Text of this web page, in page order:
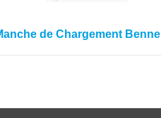
de Chargement Benne